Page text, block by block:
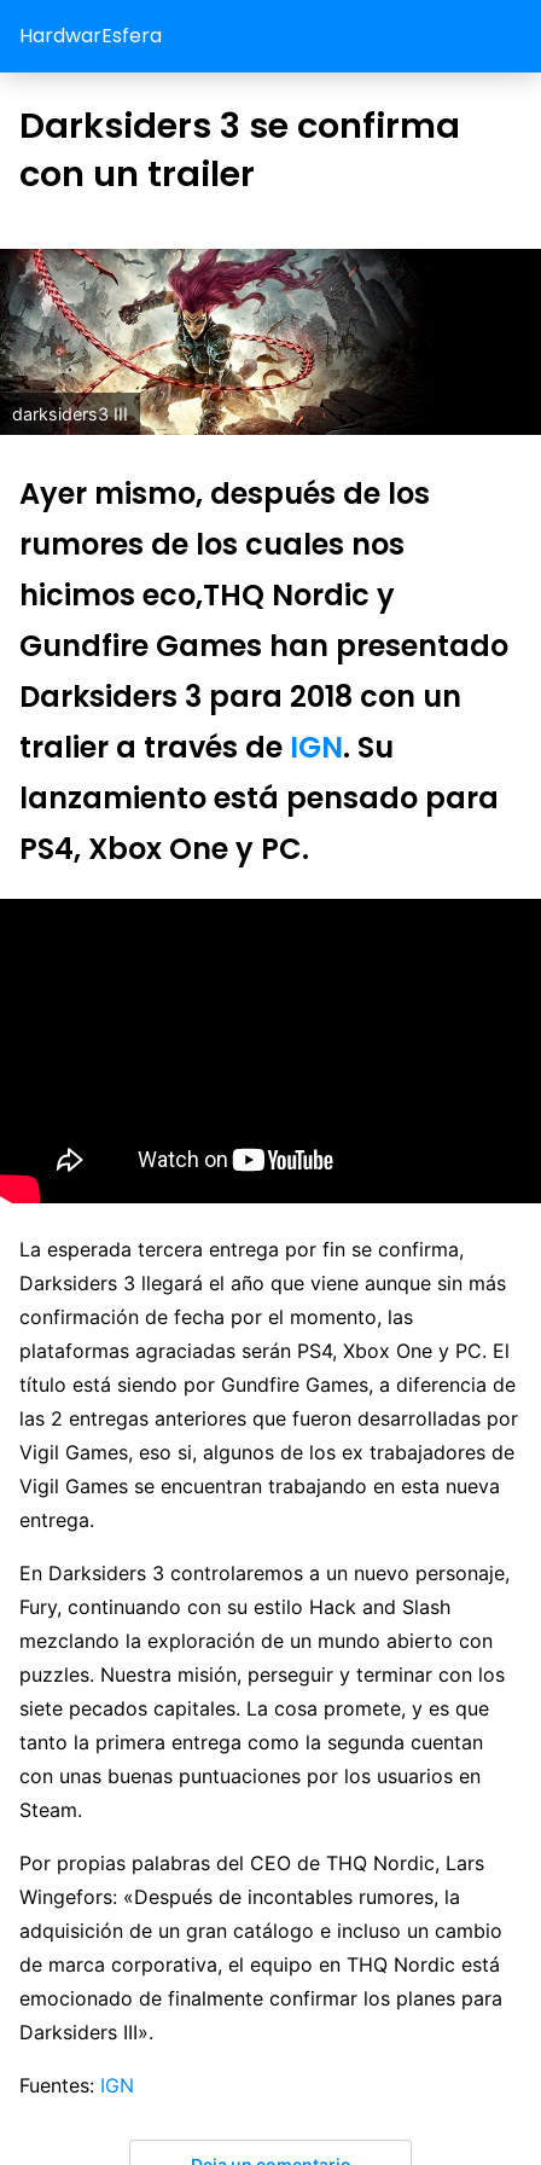
HardwarEsfera
Darksiders 3 se confirma
con un trailer
darksiders3 III
Ayer mismo, después de los
rumores de los cuales nos
hicimos eco,THQ Nordic y
Gundfire Games han presentado
Darksiders 3 para 2018 con un
tralier a través de IGN. Su
lanzamiento está pensado para
PS4, Xbox One y PC.
La esperada tercera entrega por fin se confirma,
Darksiders 3 llegará el año que viene aunque sin más
confirmación de fecha por el momento, las
plataformas agraciadas serán PS4, Xbox One y PC. El
título está siendo por Gundfire Games, a diferencia de
las 2 entregas anteriores que fueron desarrolladas por
Vigil Games, eso si, algunos de los ex trabajadores de
Vigil Games se encuentran trabajando en esta nueva
entrega.
En Darksiders 3 controlaremos a un nuevo personaje,
Fury, continuando con su estilo Hack and Slash
mezclando la exploración de un mundo abierto con
puzzles. Nuestra misión, perseguir y terminar con los
siete pecados capitales. La cosa promete, y es que
tanto la primera entrega como la segunda cuentan
con unas buenas puntuaciones por los usuarios en
Steam.
Por propias palabras del CEO de THQ Nordic, Lars
Wingefors: «Después de incontables rumores, la
adquisición de un gran catálogo e incluso un cambio
de marca corporativa, el equipo en THQ Nordic está
emocionado de finalmente confirmar los planes para
Darksiders III».
Fuentes: IGN